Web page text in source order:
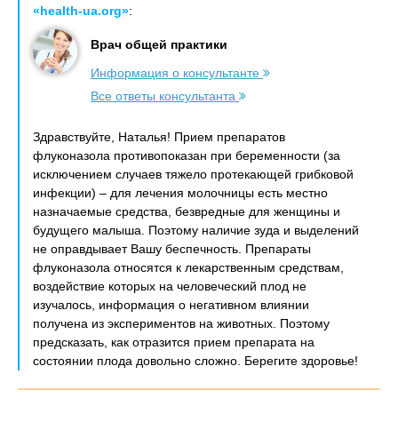
«health-ua.org»:
Врач общей практики
Информация о консультанте
Все ответы консультанта
Здравствуйте, Наталья! Прием препаратов
флуконазола противопоказан при беременности (за
исключением случаев тяжело протекающей грибковой
инфекции) – для лечения молочницы есть местно
назначаемые средства, безвредные для женщины и
будущего малыша. Поэтому наличие зуда и выделений
не оправдывает Вашу беспечность. Препараты
флуконазола относятся к лекарственным средствам,
воздействие которых на человеческий плод не
изучалось, информация о негативном влиянии
получена из экспериментов на животных. Поэтому
предсказать, как отразится прием препарата на
состоянии плода довольно сложно. Берегите здоровье!